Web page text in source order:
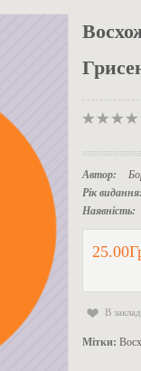
Автор:
Рік видання:
Наявність:
В
Мітки: